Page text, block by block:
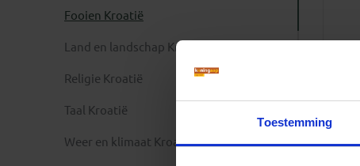
Toestemming
Fooien Kroatië
Land en landschap Kroatië
Religie Kroatië
Taal Kroatië
Weer en klimaat Kroatië